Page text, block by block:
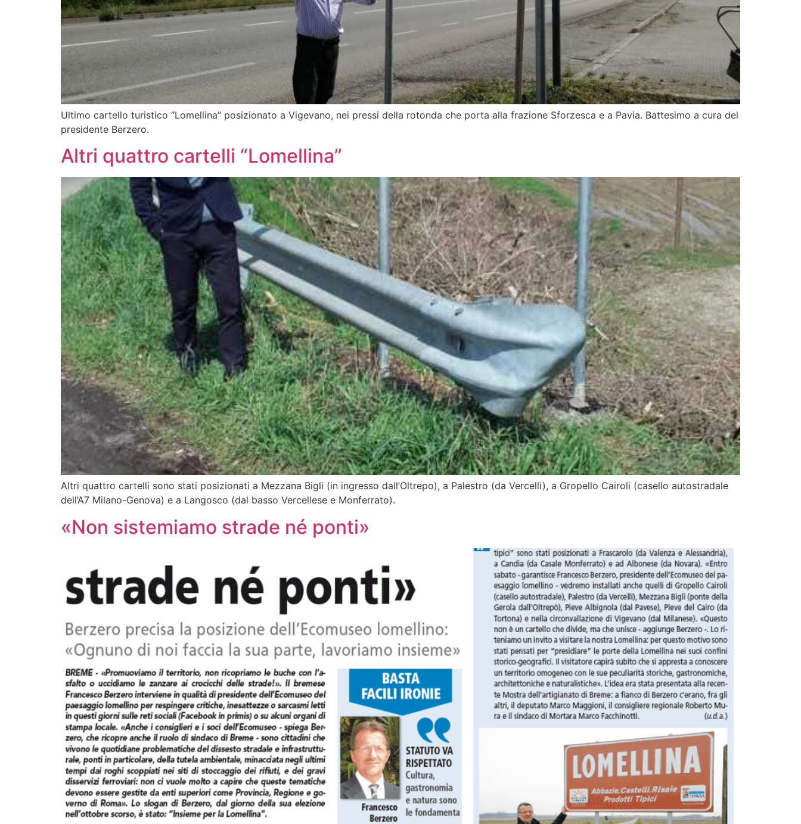
Ultimo cartello turistico “Lomellina” posizionato a Vigevano, nei pressi della rotonda che porta alla frazione Sforzesca e a Pavia. Battesimo a cura del
presidente Berzero.
Altri quattro cartelli “Lomellina”
Altri quattro cartelli sono stati posizionati a Mezzana Bigli (in ingresso dall’Oltrepo), a Palestro (da Vercelli), a Gropello Cairoli (casello autostradale
dell’A7 Milano-Genova) e a Langosco (dal basso Vercellese e Monferrato).
«Non sistemiamo strade né ponti»